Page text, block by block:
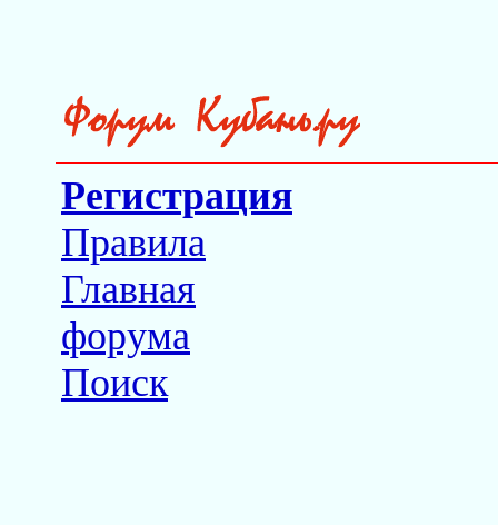
Регистрация
Правила
Главная
форума
Поиск